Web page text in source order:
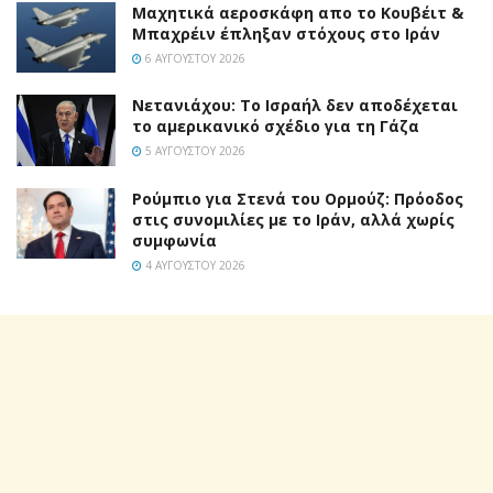
Mαχητικά αεροσκάφη απο το Κουβέιτ &
Μπαχρέιν έπληξαν στόχους στο Ιράν
6 ΑΥΓΟΎΣΤΟΥ 2026
Νετανιάχου: Το Ισραήλ δεν αποδέχεται
το αμερικανικό σχέδιο για τη Γάζα
5 ΑΥΓΟΎΣΤΟΥ 2026
Ρούμπιο για Στενά του Ορμούζ: Πρόοδος
στις συνομιλίες με το Ιράν, αλλά χωρίς
συμφωνία
4 ΑΥΓΟΎΣΤΟΥ 2026